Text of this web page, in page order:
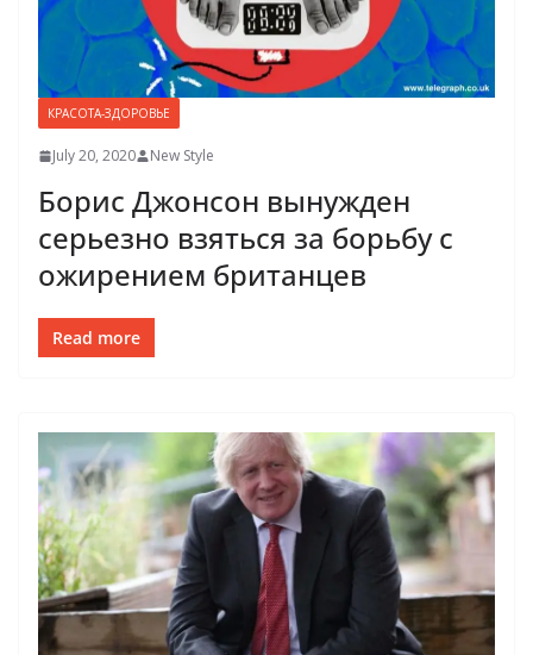
КРАСОТА-ЗДОРОВЬЕ
July 20, 2020 New Style
Борис Джонсон вынужден
серьезно взяться за борьбу с
ожирением британцев
Read more